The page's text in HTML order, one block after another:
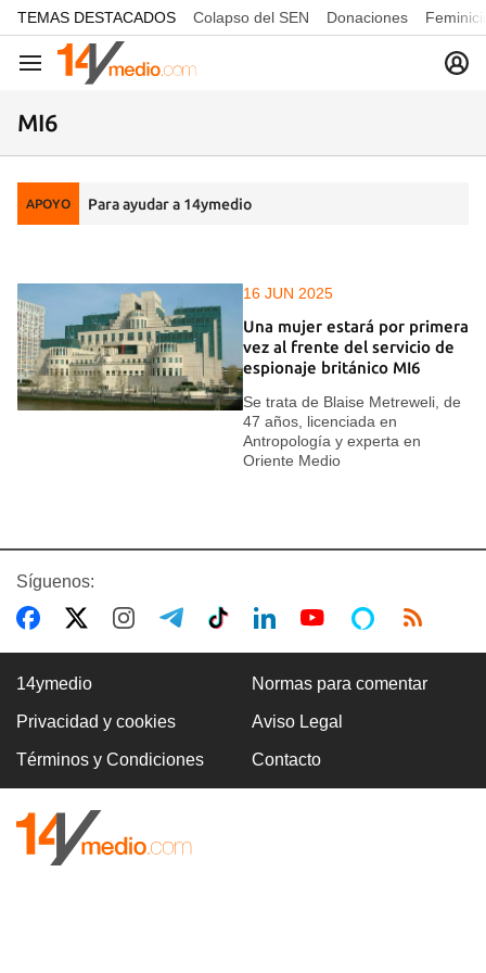
common.go-to-content
TEMAS DESTACADOS Colapso del SEN Donaciones
Navegación
MI6
APOYO Para ayudar a 14ymedio
16 JUN 2025
Una mujer estará por primera
vez al frente del servicio de
espionaje británico MI6
Se trata de Blaise Metreweli, de
47 años, licenciada en
Antropología y experta en
Oriente Medio
Síguenos:
14ymedio Normas para comentar
Privacidad y cookies Aviso Legal
Términos y Condiciones Contacto